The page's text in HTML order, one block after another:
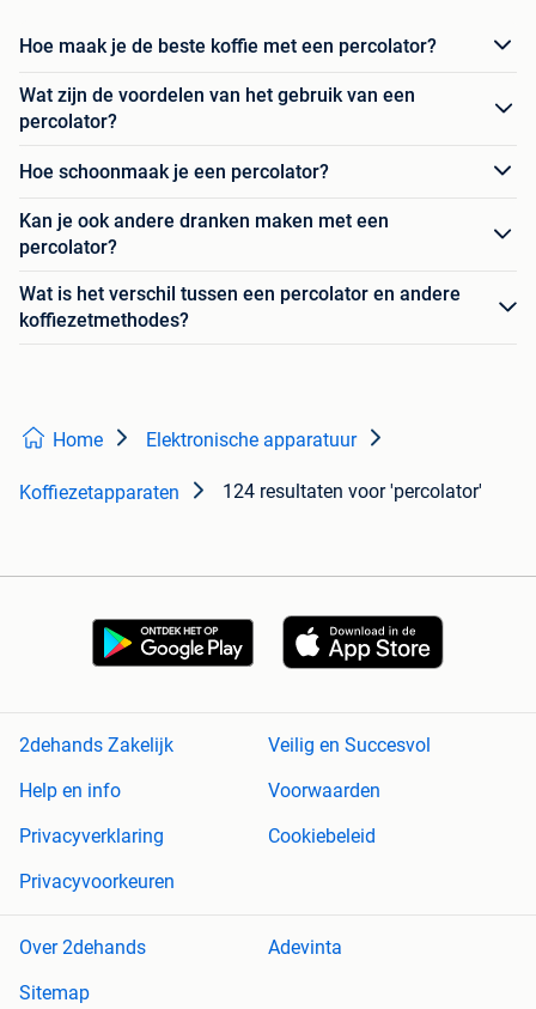
Hoe maak je de beste koffie met een percolator?
Wat zijn de voordelen van het gebruik van een
percolator?
Hoe schoonmaak je een percolator?
Kan je ook andere dranken maken met een
percolator?
Wat is het verschil tussen een percolator en andere
koffiezetmethodes?
Home Elektronische apparatuur
Koffiezetapparaten 124 resultaten voor 'percolator'
2dehands Zakelijk
Veilig en Succesvol
Help en info
Voorwaarden
Privacyverklaring
Cookiebeleid
Privacyvoorkeuren
Over 2dehands
Adevinta
Sitemap